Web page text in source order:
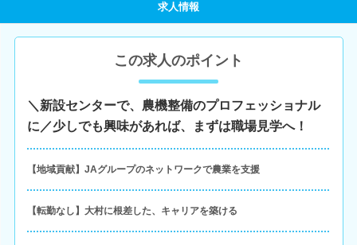
求人情報
この求人のポイント
＼新設センターで、農機整備のプロフェッショナル
に／少しでも興味があれば、まずは職場見学へ！
【地域貢献】JAグループのネットワークで農業を支援
【転勤なし】大村に根差した、キャリアを築ける